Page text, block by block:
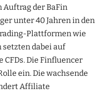
Auftrag der BaFin
unter 40 Jahren in den
Plattformen wie
setzten dabei auf
Die Finfluencer
ein. Die wachsende
Affiliate